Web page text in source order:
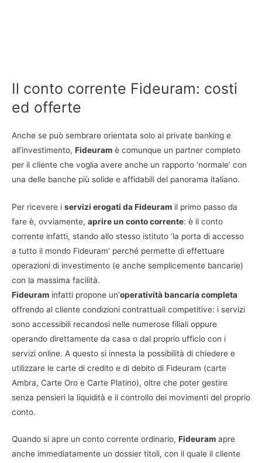
Il conto corrente Fideuram: costi
ed offerte
Anche se può sembrare orientata solo al private banking e
all’investimento, Fideuram è comunque un partner completo
per il cliente che voglia avere anche un rapporto ‘normale’ con
una delle banche più solide e affidabili del panorama italiano.
Per ricevere i servizi erogati da Fideuram il primo passo da
fare è, ovviamente, aprire un conto corrente: è il conto
corrente infatti, stando allo stesso istituto ‘la porta di accesso
a tutto il mondo Fideuram’ perché permette di effettuare
operazioni di investimento (e anche semplicemente bancarie)
con la massima facilità.
Fideuram infatti propone un’operatività bancaria completa
offrendo al cliente condizioni contrattuali competitive: i servizi
sono accessibili recandosi nelle numerose filiali oppure
operando direttamente da casa o dal proprio ufficio con i
servizi online. A questo si innesta la possibilità di chiedere e
utilizzare le carte di credito e di debito di Fideuram (carte
Ambra, Carte Oro e Carte Platino), oltre che poter gestire
senza pensieri la liquidità e il controllo dei movimenti del proprio
conto.
Quando si apre un conto corrente ordinario, Fideuram apre
anche immediatamente un dossier titoli, con il quale il cliente